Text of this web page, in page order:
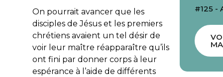
On pourrait avancer que les
disciples de Jésus et les premiers
chrétiens avaient un tel désir de
voir leur maître réapparaître qu’ils
ont fini par donner corps à leur
espérance à l’aide de différents
#125 -